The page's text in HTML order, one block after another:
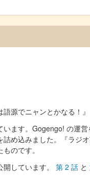
源でニャンとかなる！』
います。Gogengo! の運
詰め込みました。『ラジ
のです。
しています。 第 2 話 と